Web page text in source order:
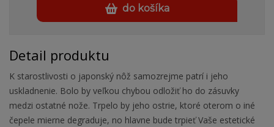
do košíka
Detail produktu
K starostlivosti o japonský nôž samozrejme patrí i jeho
uskladnenie. Bolo by veľkou chybou odložiť ho do zásuvky
medzi ostatné nože. Trpelo by jeho ostrie, ktoré oterom o iné
čepele mierne degraduje, no hlavne bude trpieť Vaše estetické